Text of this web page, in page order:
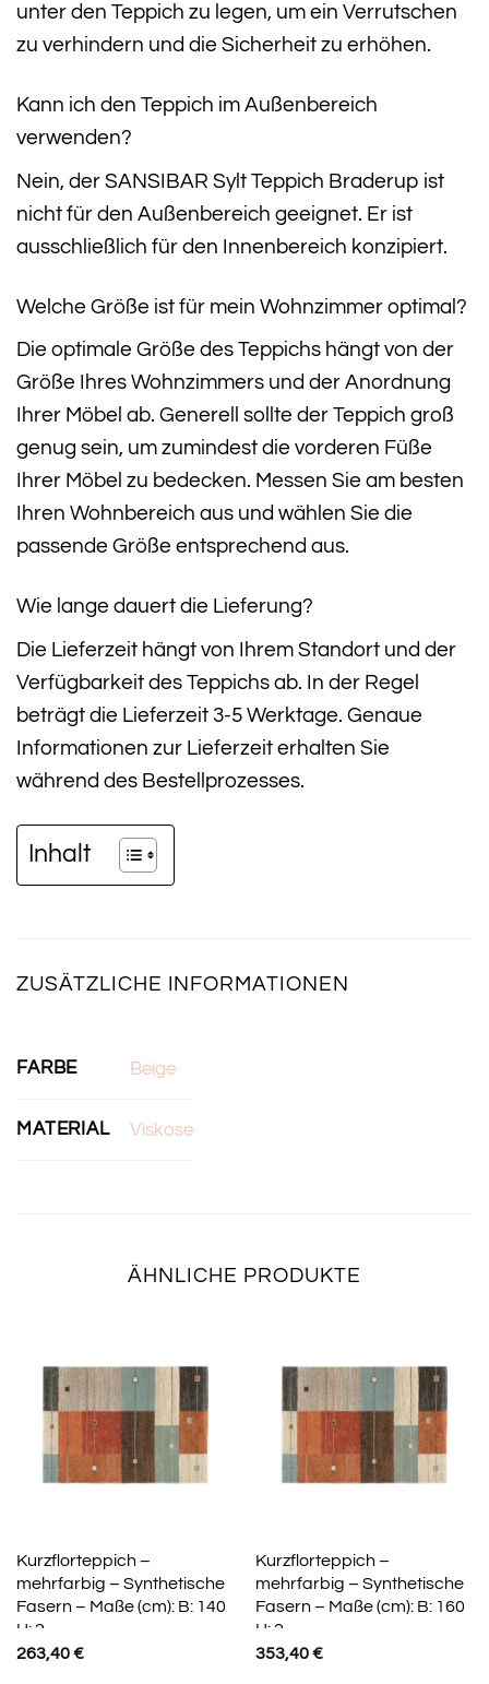
unter den Teppich zu legen, um ein Verrutschen
zu verhindern und die Sicherheit zu erhöhen.
Kann ich den Teppich im Außenbereich
verwenden?
Nein, der SANSIBAR Sylt Teppich Braderup ist
nicht für den Außenbereich geeignet. Er ist
ausschließlich für den Innenbereich konzipiert.
Welche Größe ist für mein Wohnzimmer optimal?
Die optimale Größe des Teppichs hängt von der
Größe Ihres Wohnzimmers und der Anordnung
Ihrer Möbel ab. Generell sollte der Teppich groß
genug sein, um zumindest die vorderen Füße
Ihrer Möbel zu bedecken. Messen Sie am besten
Ihren Wohnbereich aus und wählen Sie die
passende Größe entsprechend aus.
Wie lange dauert die Lieferung?
Die Lieferzeit hängt von Ihrem Standort und der
Verfügbarkeit des Teppichs ab. In der Regel
beträgt die Lieferzeit 3-5 Werktage. Genaue
Informationen zur Lieferzeit erhalten Sie
während des Bestellprozesses.
Inhalt
ZUSÄTZLICHE INFORMATIONEN
FARBE Beige
MATERIAL Viskose
ÄHNLICHE PRODUKTE
Kurzflorteppich –
mehrfarbig – Synthetische
Fasern – Maße (cm): B: 140
H: 2
263,40€
Kurzflorteppich –
mehrfarbig – Synthetische
Fasern – Maße (cm): B: 160
H: 2
353,40€